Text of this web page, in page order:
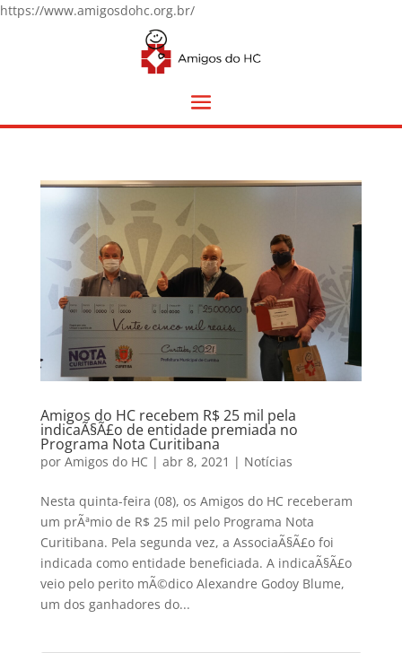
https://www.amigosdohc.org.br/
Amigos do HC recebem R$ 25 mil pela
indicaÃ§Ã£o de entidade premiada no
Programa Nota Curitibana
por Amigos do HC | abr 8, 2021 | Notícias
Nesta quinta-feira (08), os Amigos do HC receberam
um prÃªmio de R$ 25 mil pelo Programa Nota
Curitibana. Pela segunda vez, a AssociaÃ§Ã£o foi
indicada como entidade beneficiada. A indicaÃ§Ã£o
veio pelo perito mÃ©dico Alexandre Godoy Blume,
um dos ganhadores do...